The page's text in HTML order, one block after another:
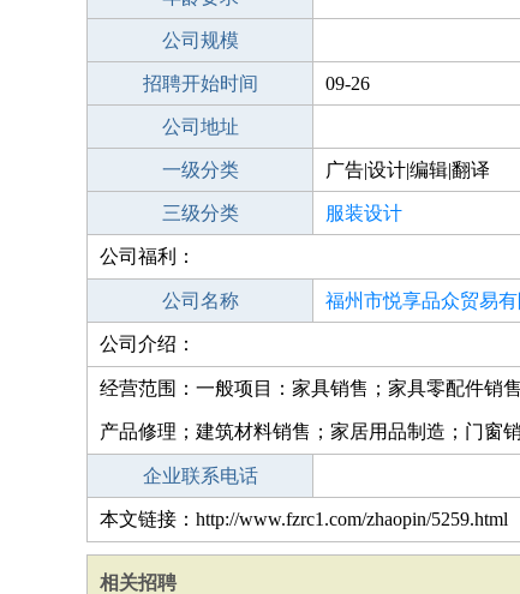
公司规模
招聘开始时间 09-26
公司地址
一级分类 广告|设计|编辑|翻译
三级分类 服装设计
公司福利：
公司名称 福州市悦享品众贸易有
公司介绍：
经营范围：一般项目：家具销售；家具零配件销
产品修理；建筑材料销售；家居用品制造；门窗
企业联系电话
本文链接：http://www.fzrc1.com/zhaopin/5259.html
相关招聘